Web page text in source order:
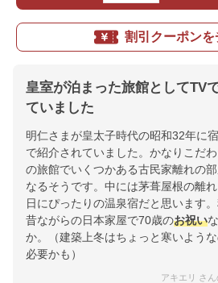
割引クーポンを
皇室が泊まった旅館としてTV
ていました
明仁さまが皇太子時代の昭和32年に
で紹介されていました。かなりこだ
の旅館でいくつかある古民家離れの
なるそうです。中には茅葺屋根の離
日にぴったりの温泉宿だと思います
昔ながらの日本家屋で70歳のお祝い
か。（建築上冬はちょっと寒いよう
必要かも）
アキエリ さん